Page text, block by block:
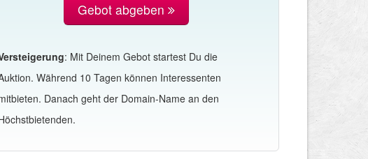
Gebot abgeben
: Mit Deinem Gebot startest Du die
Während 10 Tagen können Interessenten
Danach geht der Domain-Name an den